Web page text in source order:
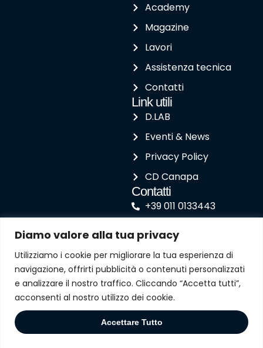
Diamo valore alla tua privacy
Utilizziamo i cookie per migliorare la tua esperienza di
navigazione, offrirti pubblicità o contenuti personalizzati
e analizzare il nostro traffico. Cliccando “Accetta tutti”,
acconsenti al nostro utilizzo dei cookie.
Accettare Tutto
Academy
Magazine
Lavori
Assistenza tecnica
Contatti
Link utili
D.LAB
Eventi & News
Privacy Policy
CD Canapa
Contatti
+39 011 0133443
Corso Susa 242 - 10098
Rivoli (TO)
© 2025 Depaoli Sas. Designed by
Prenota la tua